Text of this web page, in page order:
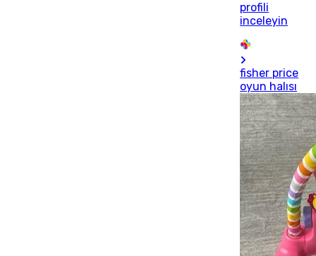
profili
inceleyin
fisher price
oyun halısı